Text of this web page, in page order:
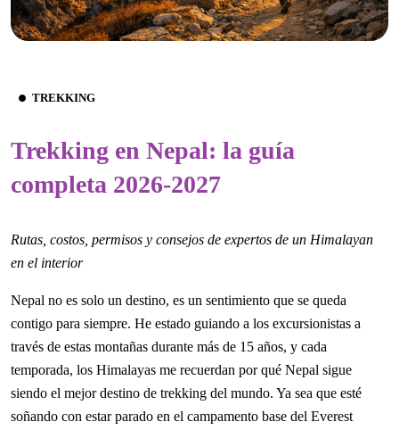
TREKKING
Trekking en Nepal: la guía
completa 2026-2027
Rutas, costos, permisos y consejos de expertos de un Himalayan
en el interior
Nepal no es solo un destino, es un sentimiento que se queda
contigo para siempre. He estado guiando a los excursionistas a
través de estas montañas durante más de 15 años, y cada
temporada, los Himalayas me recuerdan por qué Nepal sigue
siendo el mejor destino de trekking del mundo. Ya sea que esté
soñando con estar parado en el campamento base del Everest